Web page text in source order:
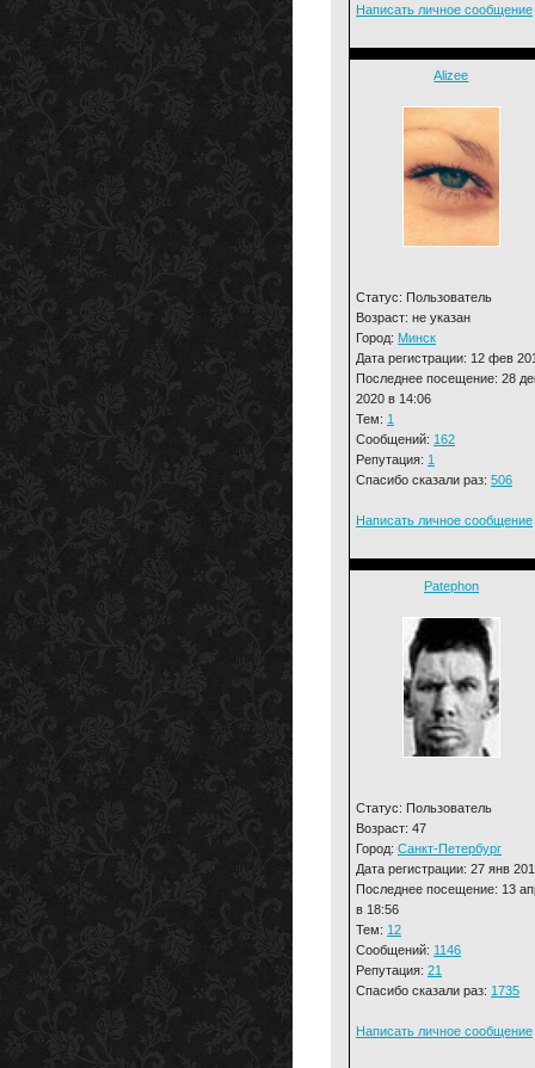
Написать личное сообщение
Alizee
Статус: Пользователь
Возраст: не указан
Город: Минск
Дата регистрации: 12 фев
Последнее посещение: 28
2020 в 14:06
Тем: 1
Сообщений: 162
Репутация: 1
Спасибо сказали раз: 506
Написать личное сообщение
Patephon
Статус: Пользователь
Возраст: 47
Город: Санкт-Петербург
Дата регистрации: 27 янв
Последнее посещение: 13
в 18:56
Тем: 12
Сообщений: 1146
Репутация: 21
Спасибо сказали раз: 1735
Написать личное сообщение